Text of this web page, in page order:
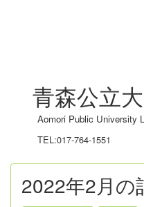
青森公立
Aomori Public University
TEL:017-764-1551
2022年2月の